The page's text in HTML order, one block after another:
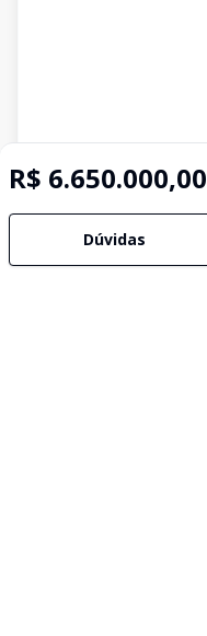
R$ 6.650.000,00
Dúvidas